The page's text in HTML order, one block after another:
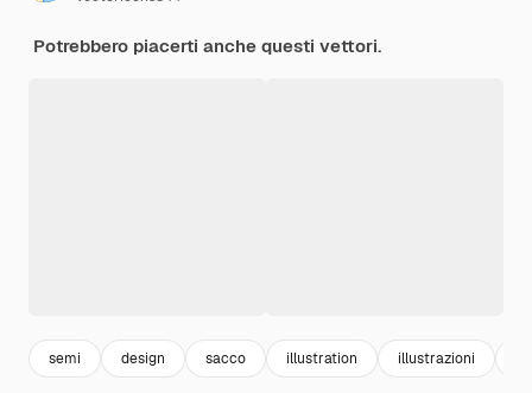
Potrebbero piacerti anche questi vettori.
semi design sacco illustration illustrazioni